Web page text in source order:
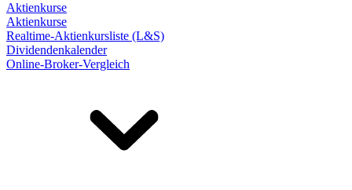
Aktienkurse
Aktienkurse
Realtime-Aktienkursliste (L&S)
Dividendenkalender
Online-Broker-Vergleich